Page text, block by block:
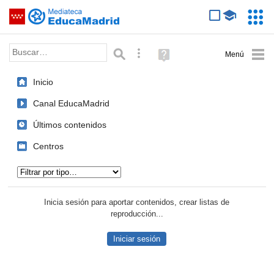
Saltar navegación
Palabra o frase: Búsqueda avanzada
Ayuda
(en
Inicio
Canal EducaMadrid
Últimos contenidos
Centros
Inicia sesión para aportar contenidos, crear listas de
reproducción...
Iniciar sesión